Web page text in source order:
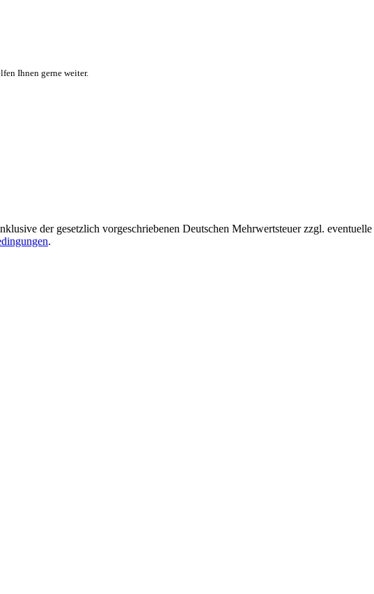
Ihnen gerne weiter.
der gesetzlich vorgeschriebenen Deutschen Mehrwertsteuer zzgl. eventuelle
.